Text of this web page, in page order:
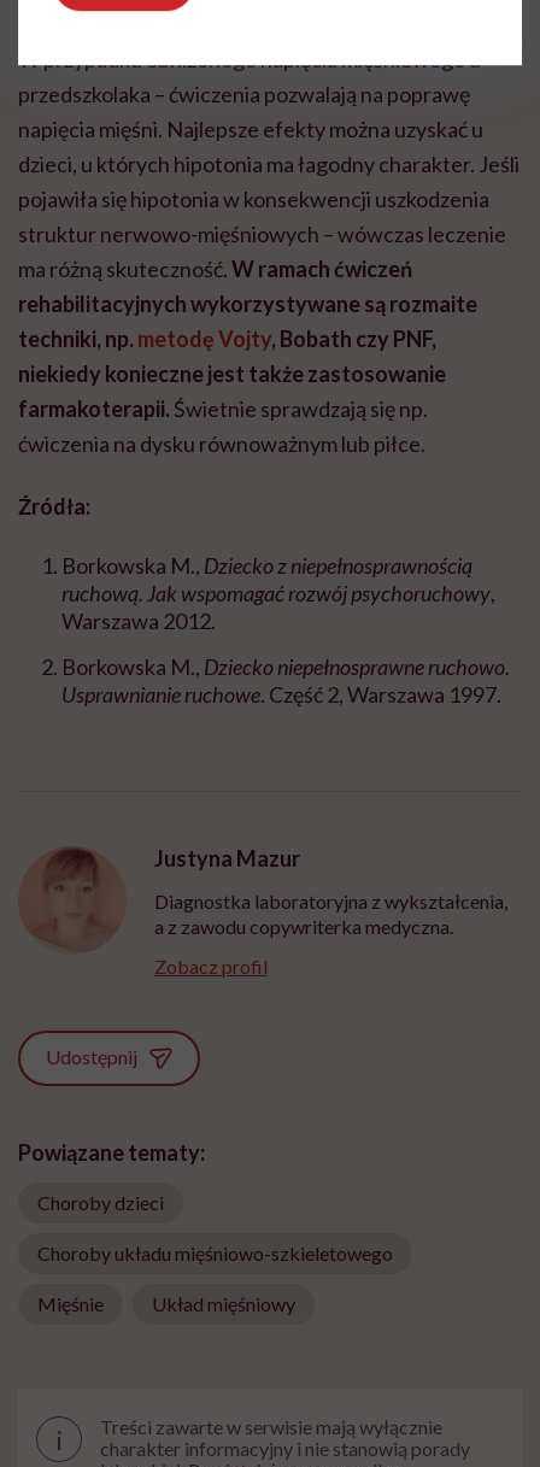
W przypadku obniżonego napięcia mięśniowego u
przedszkolaka – ćwiczenia pozwalają na poprawę
napięcia mięśni. Najlepsze efekty można uzyskać u
dzieci, u których hipotonia ma łagodny charakter. Jeśli
pojawiła się hipotonia w konsekwencji uszkodzenia
struktur nerwowo-mięśniowych – wówczas leczenie
ma różną skuteczność.W ramach ćwiczeń
rehabilitacyjnych wykorzystywane są rozmaite
techniki, np. metodę Vojty, Bobath czy PNF,
niekiedy konieczne jest także zastosowanie
farmakoterapii. Świetnie sprawdzają się np.
ćwiczenia na dysku równoważnym lub piłce.
Źródła:
Borkowska M., Dziecko z niepełnosprawnością
ruchową. Jak wspomagać rozwój psychoruchowy,
Warszawa 2012.
Borkowska M., Dziecko niepełnosprawne ruchowo.
Usprawnianie ruchowe. Część 2, Warszawa 1997.
Justyna Mazur
Diagnostka laboratoryjna z wykształcenia,
a z zawodu copywriterka medyczna.
Zobacz profil
Udostępnij
Powiązane tematy:
Choroby dzieci
Choroby układu mięśniowo-szkieletowego
Mięśnie Układ mięśniowy
i
Treści zawarte w serwisie mają wyłącznie
charakter informacyjny i nie stanowią porady